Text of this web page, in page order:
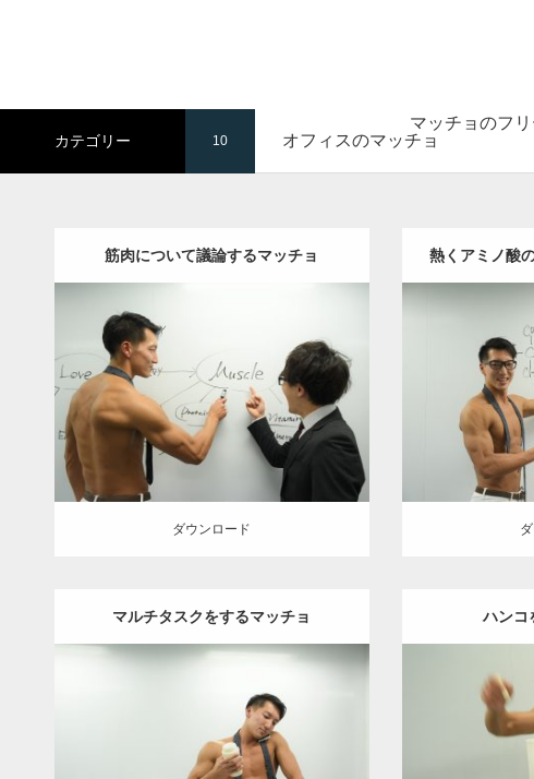
マッチョのフ
カテゴリー 10 オフィスのマッチョ
筋肉について議論するマッチョ
Update:
Category:オフィスのマッチョ その他
AKIHITO(細マッチョ) 上腕三頭筋
背中
肩
ダウンロード
ダウンロード
熱くアミノ酸
Category:オフ
AKIHITO(細マ
ダウンロード
マルチタスクをするマッチョ
2021.07.7
オフィスのマッチョ
AKIHITO(細マッチョ) 腹筋
ハンコ
Category:
オ